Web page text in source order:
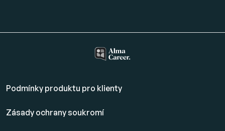
Podmínky produktu pro klienty
Zásady ochrany soukromí